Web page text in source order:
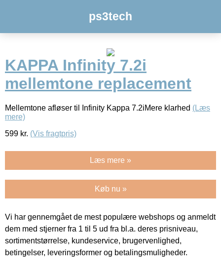
ps3tech
KAPPA Infinity 7.2i
mellemtone replacement
Mellemtone afløser til Infinity Kappa 7.2iMere klarhed (Læs
mere)
599 kr. (Vis fragtpris)
Læs mere »
Køb nu »
Vi har gennemgået de mest populære webshops og anmeldt
dem med stjerner fra 1 til 5 ud fra bl.a. deres prisniveau,
sortimentstørrelse, kundeservice, brugervenlighed,
betingelser, leveringsformer og betalingsmuligheder.